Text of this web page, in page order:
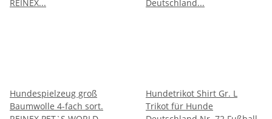
Hundespielzeug groß
Baumwolle 4-fach sort.
Hundetrikot Shirt Gr. L
Trikot für Hunde